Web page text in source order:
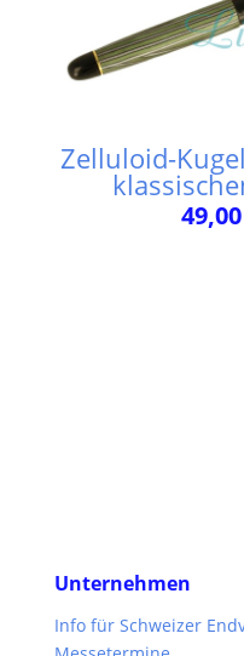
Zelluloid-
Unternehmen
Info für Schweizer